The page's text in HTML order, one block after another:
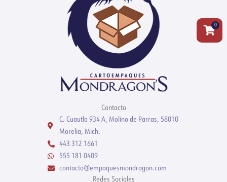
Contacto
C. Cuautla 934 A, Molino de Parras, 58010
Morelia, Mich.
443 312 1661
555 181 0409
contacto@empaquesmondragon.com
Redes Sociales
0